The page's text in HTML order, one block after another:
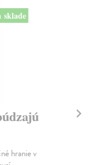
sklade
hranie v